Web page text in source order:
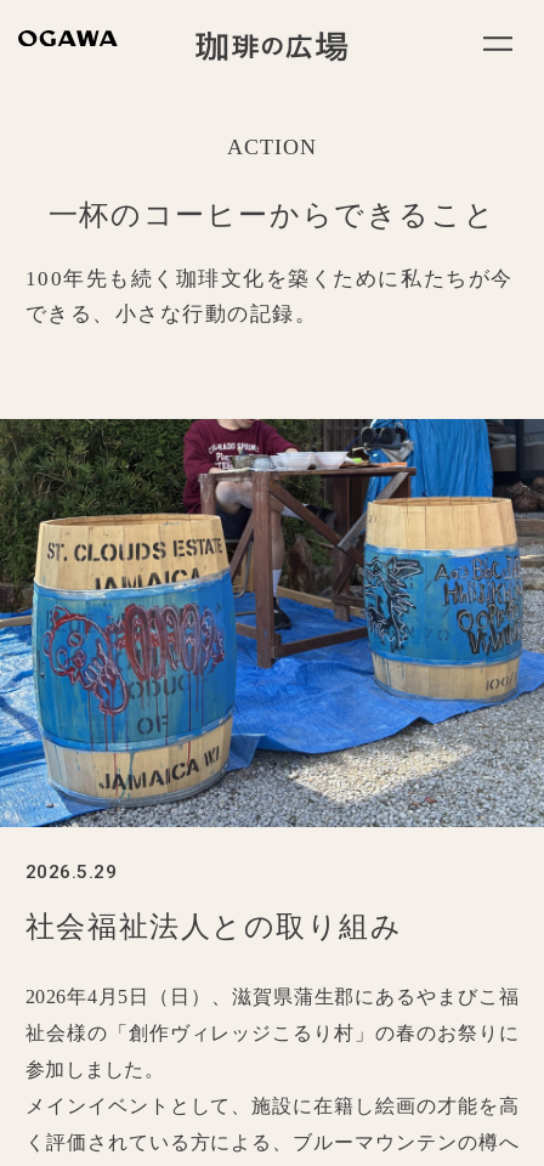
ACTION
一杯のコーヒーからできること
100年先も続く珈琲文化を築くために私たちが今
できる、小さな行動の記録。
2026.5.29
社会福祉法人との取り組み
2026年4月5日（日）、滋賀県蒲生郡にあるやまびこ福
祉会様の「創作ヴィレッジこるり村」の春のお祭りに
参加しました。
メインイベントとして、施設に在籍し絵画の才能を高
く評価されている方による、ブルーマウンテンの樽へ